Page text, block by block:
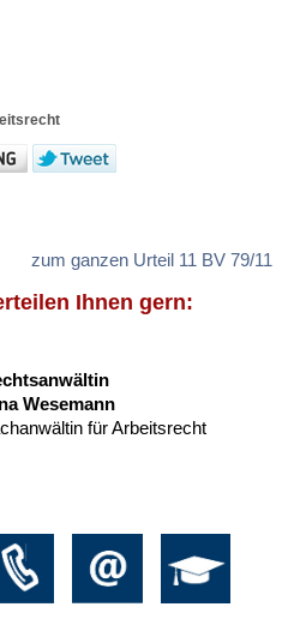
zum ganzen Urteil 11 BV 79/11
Ihnen gern:
Wesemann
für Arbeitsrecht